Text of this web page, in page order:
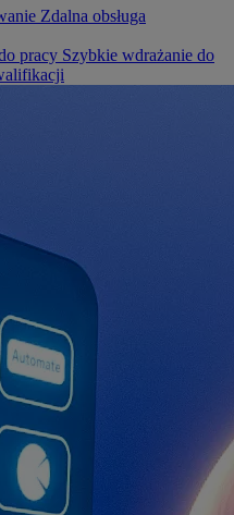
Zdalna obsługa
pracy Szybkie wdrażanie do